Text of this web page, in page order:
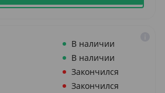
В наличии
В наличии
Закончился
Закончился